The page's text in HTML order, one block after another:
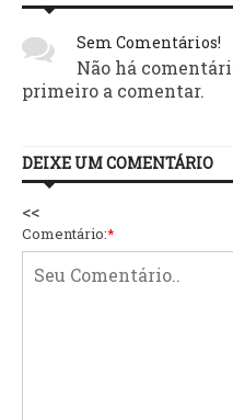
Sem Comentários!
Não há
primeiro a comentar.
DEIXE UM COMENTÁRIO
<<
Comentário:*